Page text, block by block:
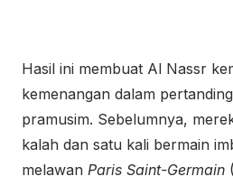
Hasil ini membuat Al Nassr
kemenangan dalam
pramusim. Sebelumnya,
kalah dan satu kali bermain
melawan Paris Saint-Germain